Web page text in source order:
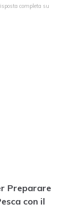
completa su
Preparare
con il